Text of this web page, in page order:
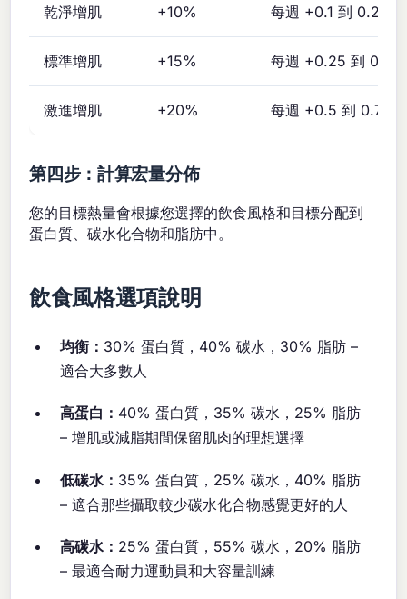
乾淨增肌 +10% 每週 +0.1 到 0.25
標準增肌 +15% 每週 +0.25 到 0.5
激進增肌 +20% 每週 +0.5 到 0.75
第四步：計算宏量分佈
您的目標熱量會根據您選擇的飲食風格和目標分配到
蛋白質、碳水化合物和脂肪中。
飲食風格選項說明
均衡： 30% 蛋白質，40% 碳水，30% 脂肪 –
適合大多數人
高蛋白： 40% 蛋白質，35% 碳水，25% 脂肪
– 增肌或減脂期間保留肌肉的理想選擇
低碳水： 35% 蛋白質，25% 碳水，40% 脂肪
– 適合那些攝取較少碳水化合物感覺更好的人
高碳水： 25% 蛋白質，55% 碳水，20% 脂肪
– 最適合耐力運動員和大容量訓練